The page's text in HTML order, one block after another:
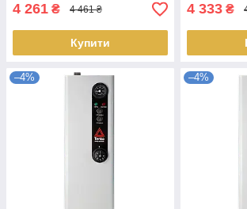
4 261 ₴ 4 461 ₴
Купити
4 333 ₴
–4% –4%